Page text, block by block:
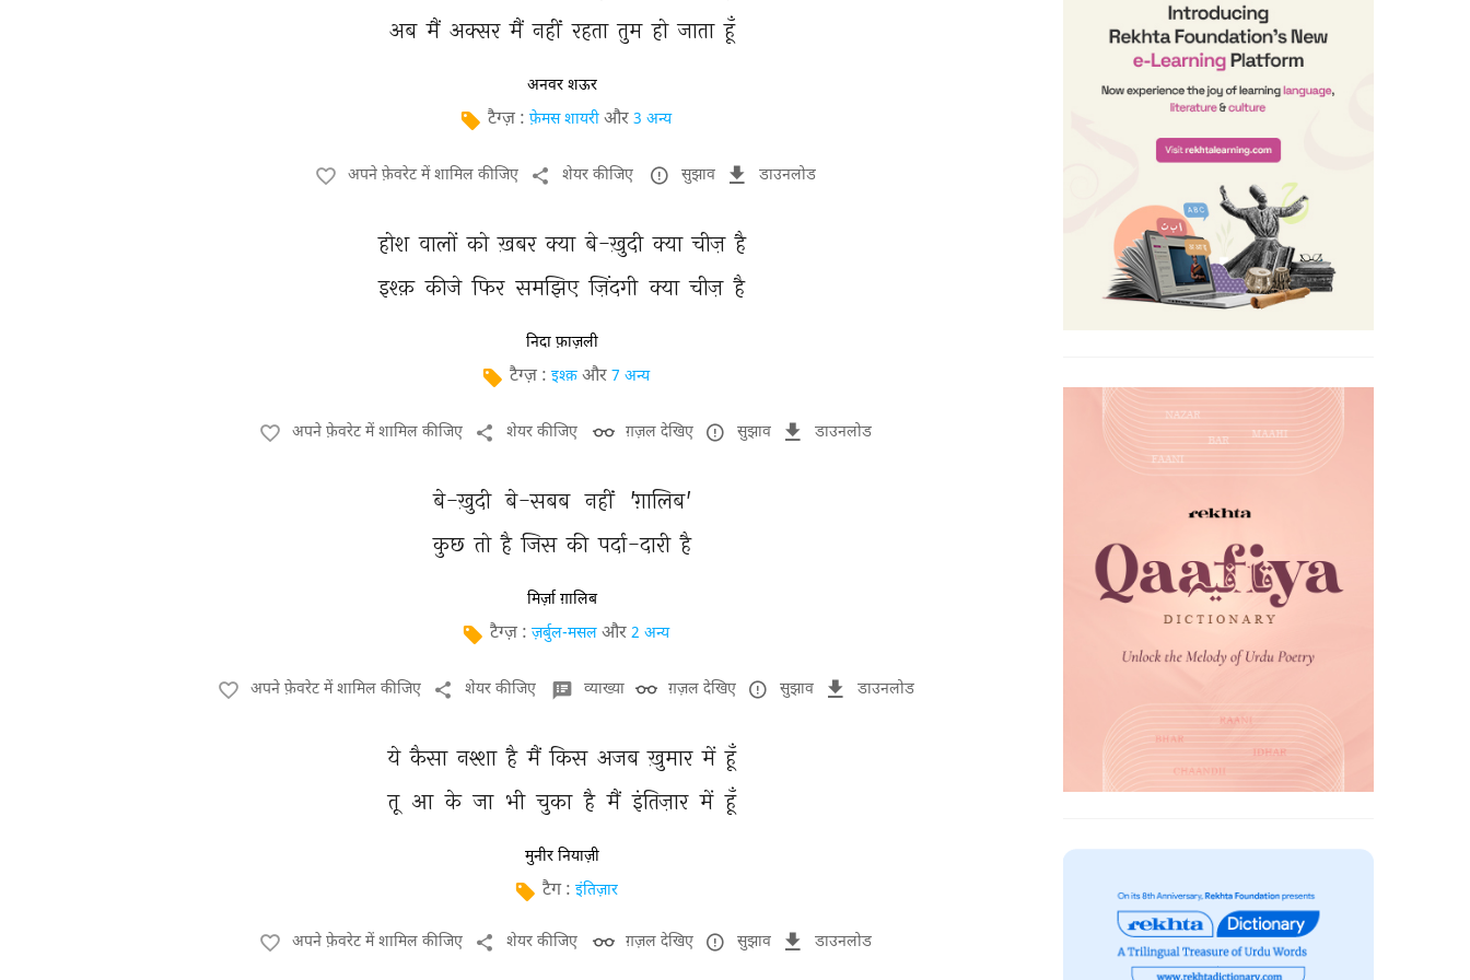
अब मैं अक्सर मैं नहीं रहता तुम हो जाता हूँ
अनवर शऊर
टैग्ज़ : फ़ेमस शायरी और 3 अन्य
अपने फ़ेवरेट में शामिल कीजिए शेयर कीजिए सुझाव डाउनलोड
होश वालों को ख़बर क्या बे-ख़ुदी क्या चीज़ है
इश्क़ कीजे फिर समझिए ज़िंदगी क्या चीज़ है
निदा फ़ाज़ली
टैग्ज़ : इश्क़ और 7 अन्य
अपने फ़ेवरेट में शामिल कीजिए शेयर कीजिए ग़ज़ल देखिए सुझाव डाउनलोड
बे-ख़ुदी बे-सबब नहीं 'ग़ालिब'
कुछ तो है जिस की पर्दा-दारी है
मिर्ज़ा ग़ालिब
टैग्ज़ : ज़र्बुल-मसल और 2 अन्य
अपने फ़ेवरेट में शामिल कीजिए शेयर कीजिए व्याख्या ग़ज़ल देखिए सुझाव डाउनलोड
ये कैसा नश्शा है मैं किस अजब ख़ुमार में हूँ
तू आ के जा भी चुका है मैं इंतिज़ार में हूँ
मुनीर नियाज़ी
टैग : इंतिज़ार
अपने फ़ेवरेट में शामिल कीजिए शेयर कीजिए ग़ज़ल देखिए सुझाव डाउनलोड